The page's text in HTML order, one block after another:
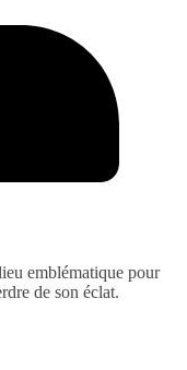
emblématique pour
de son éclat.